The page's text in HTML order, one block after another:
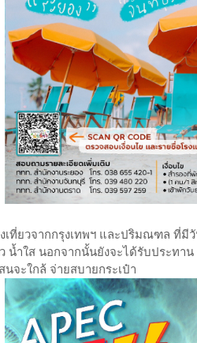
ที่ยวจากกรุงเทพฯ และปริมณฑล ที่มี
น้ำใส นอกจากนั้นยังจะได้รับประท
นจะใกล้ จ่ายสบายกระเป๋า